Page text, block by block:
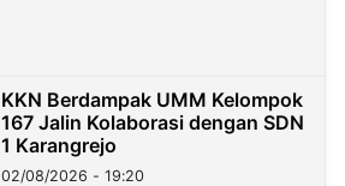
KKN Berdampak UMM Kelompok
167 Jalin Kolaborasi dengan SDN
1 Karangrejo
02/08/2026 - 19:20